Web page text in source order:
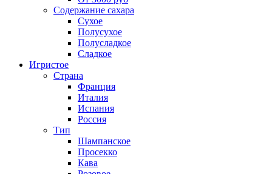
Содержание сахара
Сухое
Полусухое
Полусладкое
Сладкое
Игристое
Страна
Франция
Италия
Испания
Россия
Тип
Шампанское
Просекко
Кава